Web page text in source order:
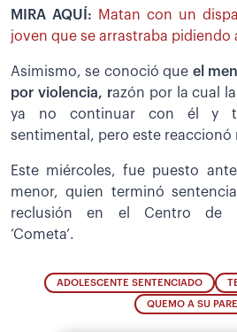
MIRA AQUÍ:
Matan con un
joven que se arrastraba pidiendo
Asimismo, se conoció que el
por violencia, razón por la cual
ya no continuar con él y
sentimental, pero este reaccionó
Este miércoles, fue puesto
menor, quien terminó
reclusión en el Centro de
‘Cometa’.
ADOLESCENTE SENTENCIADO
QUEMO A SU